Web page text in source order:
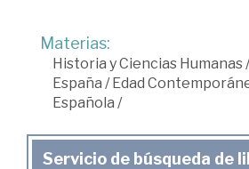
Materias:
Historia y Ciencias Humanas
España /Edad
Española /
Servicio de búsqueda de